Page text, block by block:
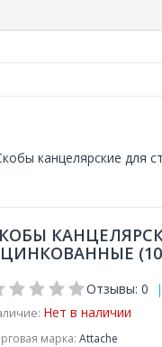
канцелярские для
Отзывы: 0 |
Нет в наличии
марка: Attache